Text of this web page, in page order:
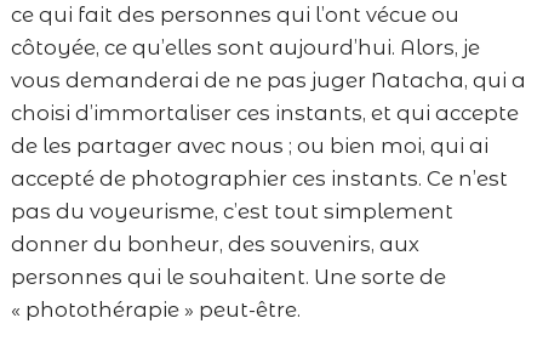
ce qui fait des personnes qui l’ont vécue ou
côtoyée, ce qu’elles sont aujourd’hui. Alors, je
vous demanderai de ne pas juger Natacha, qui a
choisi d’immortaliser ces instants, et qui accepte
de les partager avec nous ; ou bien moi, qui ai
accepté de photographier ces instants. Ce n’est
pas du voyeurisme, c’est tout simplement
donner du bonheur, des souvenirs, aux
personnes qui le souhaitent. Une sorte de
« photothérapie » peut-être.